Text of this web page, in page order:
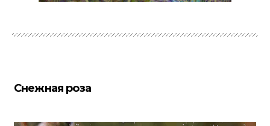
Снежная роза